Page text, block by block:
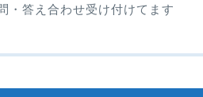
・答え合わせ受け付けてます